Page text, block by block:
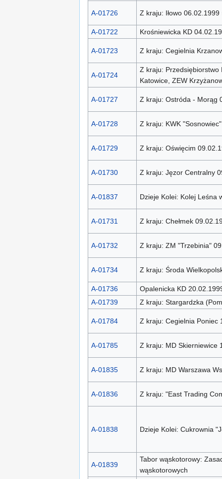
A-01726 Z kraju: Iłowo 06.02.1999
A-01722 Krośniewicka KD
A-01723 Z kraju: Cegielnia
A-01724
Z kraju: Przedsiębiorstwo
Katowice, ZEW
A-01727 Z kraju: Ostróda - Morąg
A-01728 Z kraju: KWK
A-01729 Z kraju: Oświęcim
A-01730 Z kraju: Jęzor Centralny
A-01837 Dzieje Kolei: Kolej Leśna
A-01731 Z kraju: Chełmek
A-01732 Z kraju: ZM "Trzebinia"
A-01734 Z kraju: Środa
A-01736
Opalenicka KD
A-01739
Z kraju: Stargardzka
A-01784 Z kraju: Cegielnia Poniec
A-01785 Z kraju: MD Skierniewice
A-01835 Z kraju: MD Warszawa
A-01836 Z kraju: "East Trading
A-01838 Dzieje Kolei: Cukrownia
A-01839
Tabor wąskotorowy:
wąskotorowych